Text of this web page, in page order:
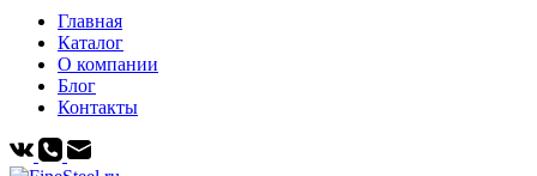
Главная
Каталог
О компании
Блог
Контакты